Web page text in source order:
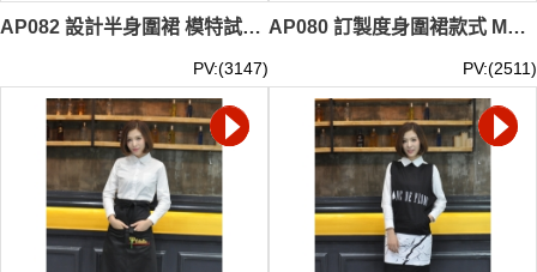
AP082 設計半身圍裙 模特試穿 製作牛仔布圍裙 真人展示 大量訂造圍裙 圍裙製衣廠
PV:(3147)
AP080 訂製度身圍裙款式 MODEL 模特展示 自訂條紋圍裙款式 黑白間條 製作餐飲圍裙款式 圍裙中心
PV:(2511)